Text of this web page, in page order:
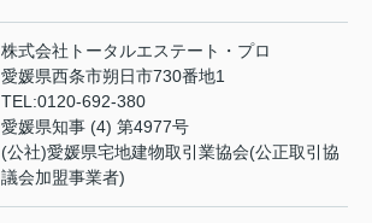
株式会社トータルエステート・プロ
愛媛県西条市朔日市730番地1
TEL:0120-692-380
愛媛県知事 (4) 第4977号
(公社)愛媛県宅地建物取引業協会(公正取引協
議会加盟事業者)